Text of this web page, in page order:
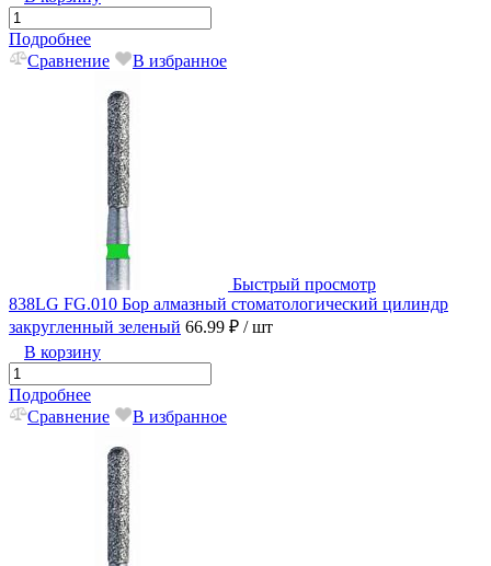
Подробнее
Сравнение
В избранное
Быстрый просмотр
838LG FG.010 Бор алмазный стоматологический цилиндр
закругленный зеленый 66.99 ₽ / шт
В корзину
Подробнее
Сравнение
В избранное